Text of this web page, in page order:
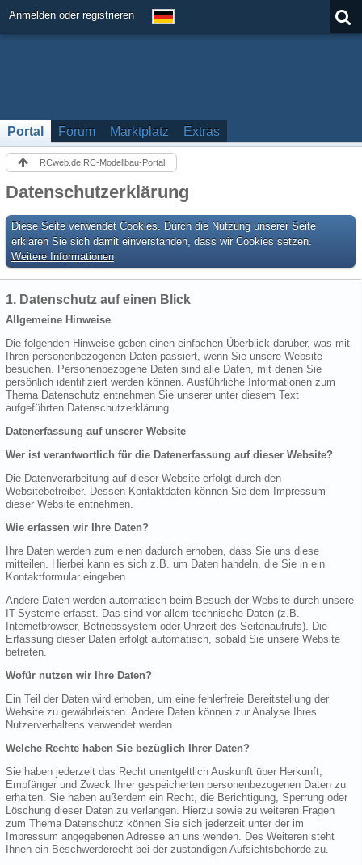
Anmelden oder registrieren
Portal Forum Marktplatz Extras
RCweb.de RC-Modellbau-Portal
Datenschutzerklärung
Diese Seite verwendet Cookies. Durch die Nutzung unserer Seite
erklären Sie sich damit einverstanden, dass wir Cookies setzen.
Weitere Informationen
1. Datenschutz auf einen Blick
Allgemeine Hinweise
Die folgenden Hinweise geben einen einfachen Überblick darüber, was mit
Ihren personenbezogenen Daten passiert, wenn Sie unsere Website
besuchen. Personenbezogene Daten sind alle Daten, mit denen Sie
persönlich identifiziert werden können. Ausführliche Informationen zum
Thema Datenschutz entnehmen Sie unserer unter diesem Text
aufgeführten Datenschutzerklärung.
Datenerfassung auf unserer Website
Wer ist verantwortlich für die Datenerfassung auf dieser Website?
Die Datenverarbeitung auf dieser Website erfolgt durch den
Websitebetreiber. Dessen Kontaktdaten können Sie dem Impressum
dieser Website entnehmen.
Wie erfassen wir Ihre Daten?
Ihre Daten werden zum einen dadurch erhoben, dass Sie uns diese
mitteilen. Hierbei kann es sich z.B. um Daten handeln, die Sie in ein
Kontaktformular eingeben.
Andere Daten werden automatisch beim Besuch der Website durch unsere
IT-Systeme erfasst. Das sind vor allem technische Daten (z.B.
Internetbrowser, Betriebssystem oder Uhrzeit des Seitenaufrufs). Die
Erfassung dieser Daten erfolgt automatisch, sobald Sie unsere Website
betreten.
Wofür nutzen wir Ihre Daten?
Ein Teil der Daten wird erhoben, um eine fehlerfreie Bereitstellung der
Website zu gewährleisten. Andere Daten können zur Analyse Ihres
Nutzerverhaltens verwendet werden.
Welche Rechte haben Sie bezüglich Ihrer Daten?
Sie haben jederzeit das Recht unentgeltlich Auskunft über Herkunft,
Empfänger und Zweck Ihrer gespeicherten personenbezogenen Daten zu
erhalten. Sie haben außerdem ein Recht, die Berichtigung, Sperrung oder
Löschung dieser Daten zu verlangen. Hierzu sowie zu weiteren Fragen
zum Thema Datenschutz können Sie sich jederzeit unter der im
Impressum angegebenen Adresse an uns wenden. Des Weiteren steht
Ihnen ein Beschwerderecht bei der zuständigen Aufsichtsbehörde zu.